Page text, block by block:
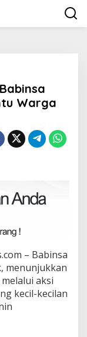
Warga
– Babinsa
menunjukkan
aksi
kecil-kecilan